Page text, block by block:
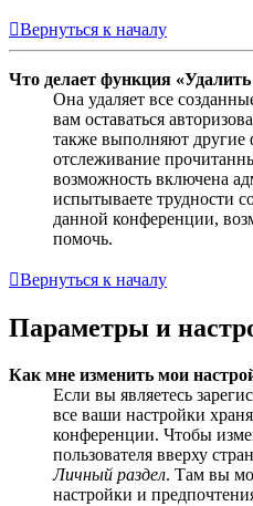
Вернуться к началу
Что делает функция «Удалить
Она удаляет все
вам оставаться
также выполняют другие
отслеживание
возможность включена
испытываете трудности
данной конференции,
помочь.
Вернуться к началу
Параметры и
Как мне изменить мои
Если вы являетесь
все ваши настройки
конференции. Чтобы
пользователя вверху
Личный раздел. Там вы
настройки и